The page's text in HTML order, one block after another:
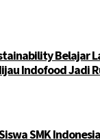
Belajar
Indofood Jadi
SMK